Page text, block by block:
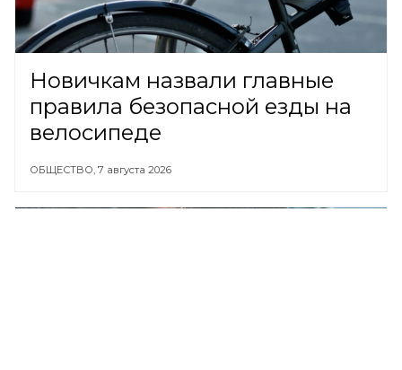
Новичкам назвали главные
правила безопасной езды на
велосипеде
ОБЩЕСТВО, 7 августа 2026